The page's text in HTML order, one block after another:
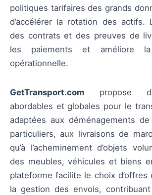
politiques tarifaires des grands
d’accélérer la rotation des actifs.
des contrats et des preuves de
les paiements et améliore la
opérationnelle.
GetTransport.com propose
abordables et globales pour le
adaptées aux déménagements
particuliers, aux livraisons de
qu’à l’acheminement d’objets
des meubles, véhicules et biens
plateforme facilite le choix
la gestion des envois,